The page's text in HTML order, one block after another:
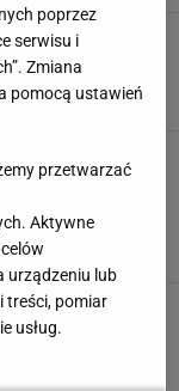
chłodami -
3 za 2
W
za 1 zł, a wybór
w Castoramie.
poprzez
serwisu i
Zmiana
pomocą ustawień
przetwarzać
Aktywne
urządzeniu lub
treści, pomiar
usług.